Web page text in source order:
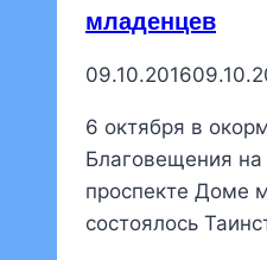
младенцев
09.10.2016
6 октября в
Благовещения
проспекте Доме
состоялось